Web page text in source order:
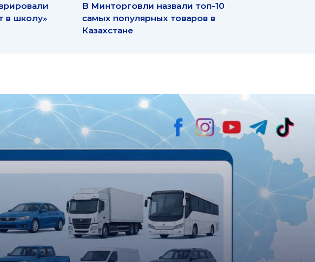
в школу»
В Минторговли назвали топ-10
самых популярных товаров в
Казахстане